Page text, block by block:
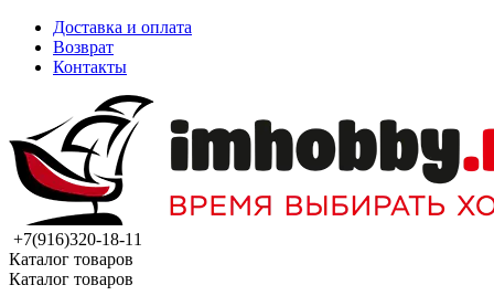
Доставка и оплата
Возврат
Контакты
+7(916)320-18-11
Каталог товаров
Каталог товаров